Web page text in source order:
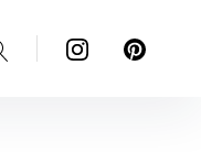
InstagramPinterest